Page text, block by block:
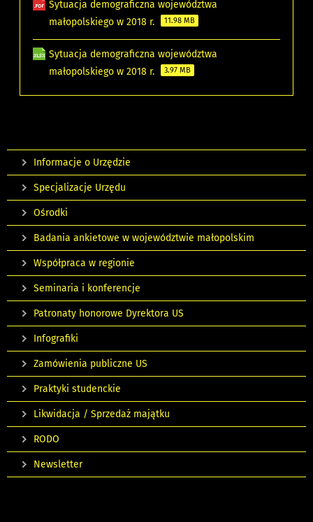
Sytuacja demograficzna województwa
małopolskiego w 2018 r.
11.98 MB
Sytuacja demograficzna województwa
małopolskiego w 2018 r.
3.97 MB
Informacje o Urzędzie
Specjalizacje Urzędu
Ośrodki
Badania ankietowe w województwie małopolskim
Współpraca w regionie
Seminaria i konferencje
Patronaty honorowe Dyrektora US
Infografiki
Zamówienia publiczne US
Praktyki studenckie
Likwidacja / Sprzedaż majątku
RODO
Newsletter